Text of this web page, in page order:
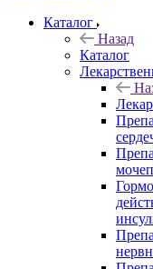
Каталог
Назад
Каталог